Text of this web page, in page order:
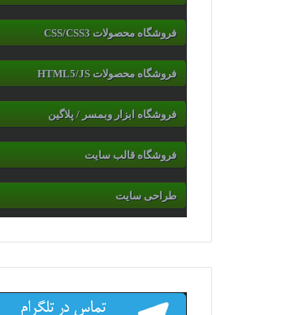
فروشگاه محصولات CSS/CSS3
فروشگاه محصولات HTML5/JS
فروشگاه ابزار وبمسر / پلاگین
فروشگاه قالب سایت
طراحی سایت